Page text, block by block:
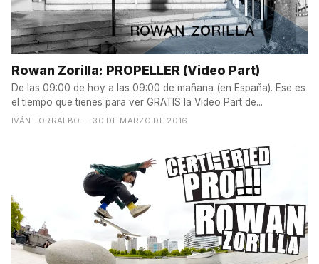
Rowan Zorilla: PROPELLER (Video Part)
De las 09:00 de hoy a las 09:00 de mañana (en España). Ese es
el tiempo que tienes para ver GRATIS la Video Part de...
IVÁN TORRALBO — 30 DE MARZO DE 2016